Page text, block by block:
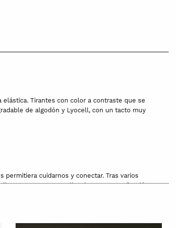
Tirantes con color a contraste que se
de algodón y Lyocell, con un tacto muy
permitiera cuidarnos y conectar. Tras varios
llevamos a nuestro taller de corte y confección